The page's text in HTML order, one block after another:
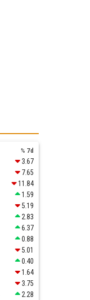
% 7d
3.67
7.65
11.84
1.59
5.19
2.83
6.37
0.88
5.01
0.40
1.64
3.75
2.28